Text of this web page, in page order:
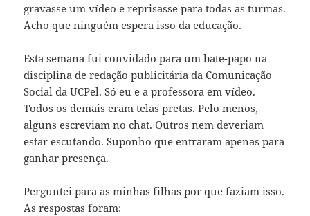
gravasse um vídeo e reprisasse para todas as turmas.
Acho que ninguém espera isso da educação.
Esta semana fui convidado para um bate-papo na
disciplina de redação publicitária da Comunicação
Social da UCPel. Só eu e a professora em vídeo.
Todos os demais eram telas pretas. Pelo menos,
alguns escreviam no chat. Outros nem deveriam
estar escutando. Suponho que entraram apenas para
ganhar presença.
Perguntei para as minhas filhas por que faziam isso.
As respostas foram: